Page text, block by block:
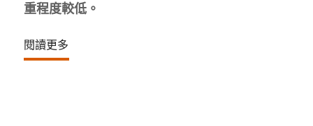
重程度較低。
閱讀更多